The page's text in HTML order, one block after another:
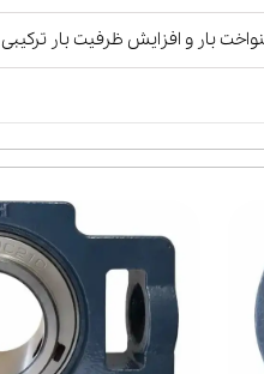
بار و افزایش ظرفیت بار ترکیبی